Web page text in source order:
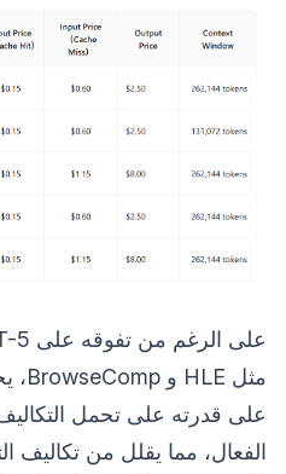
الفعال، مما يقلل من